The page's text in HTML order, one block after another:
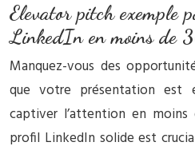
Elevator pitch exemple
LinkedIn en moins de
Manquez-vous des
que votre présentation est
captiver l’attention en moins
profil LinkedIn solide est